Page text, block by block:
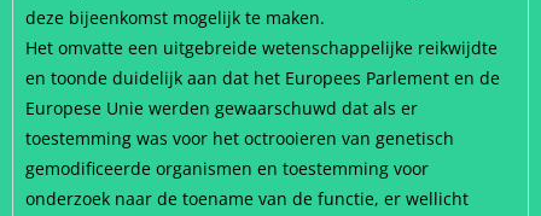
deze bijeenkomst mogelijk te maken.
Het omvatte een uitgebreide wetenschappelijke reikwijdte
en toonde duidelijk aan dat het Europees Parlement en de
Europese Unie werden gewaarschuwd dat als er
toestemming was voor het octrooieren van genetisch
gemodificeerde organismen en toestemming voor
onderzoek naar de toename van de functie, er wellicht